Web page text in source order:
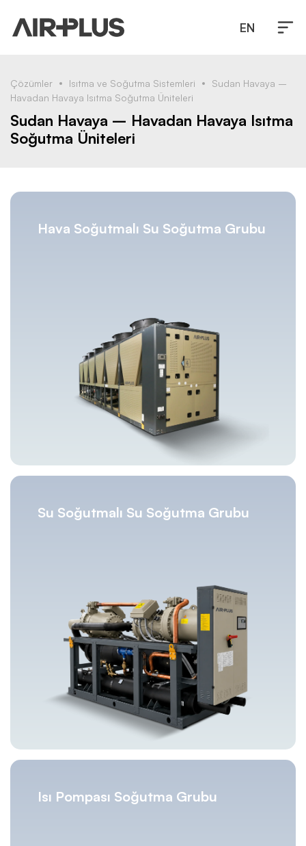
EN
Çözümler Isıtma ve Soğutma Sistemleri
Sudan Havaya –
Havadan Havaya Isıtma Soğutma Üniteleri
Sudan Havaya – Havadan Havaya Isıtma
Soğutma Üniteleri
Hava Soğutmalı Su Soğutma Grubu
Su Soğutmalı Su Soğutma Grubu
Isı Pompası Soğutma Grubu